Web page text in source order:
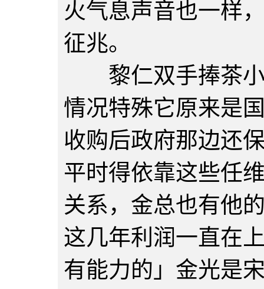
火气息声音也一样
征兆。
黎仁双手捧茶小
情况特殊它原来是
收购后政府那边还
平时得依靠这些任
关系，金总也有他
这几年利润一直在
有能力的」金光是